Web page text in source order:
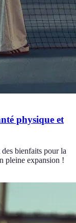
physique et
bienfaits pour la
pleine expansion !